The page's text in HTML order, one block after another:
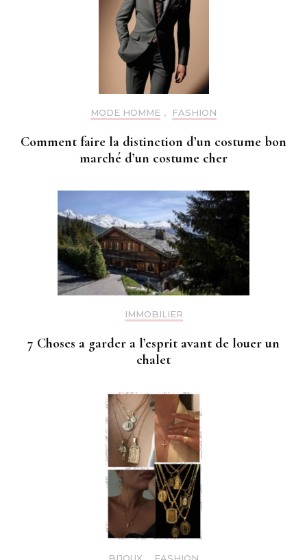
MODE HOMME , FASHION
Comment faire la distinction d’un costume bon
marché d’un costume cher
IMMOBILIER
7 Choses a garder a l’esprit avant de louer un
chalet